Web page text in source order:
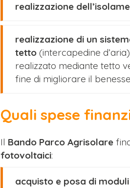
realizzazione
realizzazione di un
tetto (intercapedine
realizzato mediante tetto
fine di migliorare il
Quali spese
Il Bando Parco Agrisolare
fotovoltaici:
acquisto e posa di